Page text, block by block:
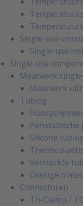
Single-use
Single-use
Single-use
Maatwerk
Maatwerk
Tubing
Silicone
Versterkte
Overige
Connectoren
Tri-Clamp /